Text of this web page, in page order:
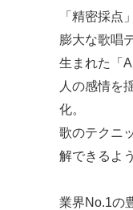
「精密採点
膨大な歌唱
生まれた「
人の感情を
化。
歌のテクニ
解できるよ
業界No.1の